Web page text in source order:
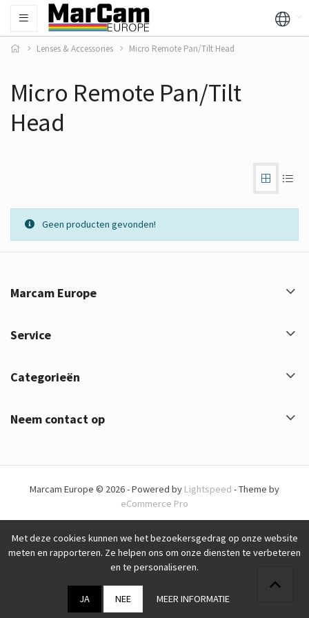
Lenses & Accessories Micro Remote Pan/Tilt Head
Micro Remote Pan/Tilt
Head
Geen producten gevonden!
Marcam Europe
Service
Categorieën
Neem contact op
Marcam Europe © 2026 - Powered by Lightspeed - Theme by
eCommerce Pro
Met deze cookies kunnen we het bezoekersgedrag op onze website
meten en rapporteren. Ze helpen ons om onze diensten te verbeteren
en te personaliseren.
JA NEE MEER INFORMATIE